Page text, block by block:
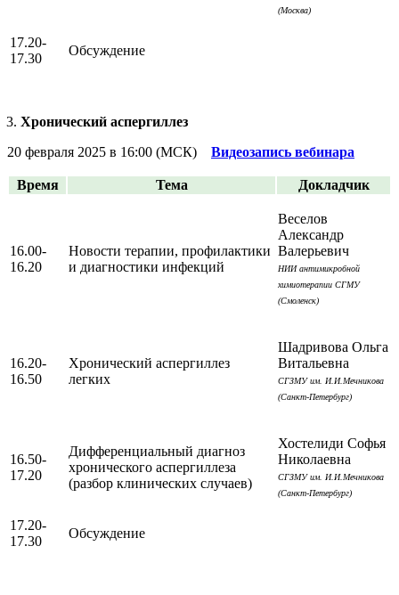
(Москва)
17.20-
17.30
Обсуждение
Хронический аспергиллез
20 февраля 2025 в 16:00 (МСК) Видеозапись вебинара
Время Тема Докладчик
16.00-
16.20
Новости терапии, профилактики
и диагностики инфекций
Веселов
Александр
Валерьевич
НИИ антимикробной
химиотерапии СГМУ
(Смоленск)
16.20-
16.50
Хронический аспергиллез
легких
Шадривова Ольга
Витальевна
СГЗМУ им. И.И.Мечникова
(Санкт-Петербург)
16.50-
17.20
Дифференциальный диагноз
хронического аспергиллеза
(разбор клинических случаев)
Хостелиди Софья
Николаевна
СГЗМУ им. И.И.Мечникова
(Санкт-Петербург)
17.20-
17.30
Обсуждение